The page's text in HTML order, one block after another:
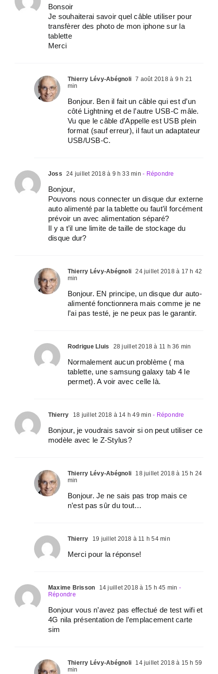
Bonsoir
Je souhaiterai savoir quel câble utiliser pour
transfèrer des photo de mon iphone sur la
tablette
Merci
Thierry Lévy-Abégnoli 7 août 2018 à 9 h 21
min
Bonjour. Ben il fait un câble qui est d’un
côté Lightning et de l’autre USB-C mâle.
Vu que le câble d’Appelle est USB plein
format (sauf erreur), il faut un adaptateur
USB/USB-C.
Joss 24 juillet 2018 à 9 h 33 min - Répondre
Bonjour,
Pouvons nous connecter un disque dur externe
auto alimenté par la tablette ou faut’il forcément
prévoir un avec alimentation séparé?
Il y a t’il une limite de taille de stockage du
disque dur?
Thierry Lévy-Abégnoli 24 juillet 2018 à 17 h 42
min
Bonjour. EN principe, un disque dur auto-
alimenté fonctionnera mais comme je ne
l’ai pas testé, je ne peux pas le garantir.
Rodrigue Lluis 28 juillet 2018 à 11 h 36 min
Normalement aucun problème ( ma
tablette, une samsung galaxy tab 4 le
permet). A voir avec celle là.
Thierry 18 juillet 2018 à 14 h 49 min - Répondre
Bonjour, je voudrais savoir si on peut utiliser ce
modèle avec le Z-Stylus?
Thierry Lévy-Abégnoli
18 juillet 2018 à 15 h 24
min
Bonjour. Je ne sais pas trop mais ce
n’est pas sûr du tout…
Thierry 19 juillet 2018 à 11 h 54 min
Merci pour la réponse!
Maxime Brisson 14 juillet 2018 à 15 h 45 min -
Répondre
Bonjour vous n’avez pas effectué de test wifi et
4G nila présentation de l’emplacement carte
sim
Thierry Lévy-Abégnoli
14 juillet 2018 à 15 h 59
min